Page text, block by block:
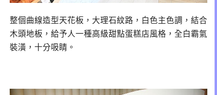
整個曲線造型天花板，大理石紋路，白色主色調，結合
木頭地板，給予人一種高級甜點蛋糕店風格，全白霸氣
裝潢，十分吸睛。